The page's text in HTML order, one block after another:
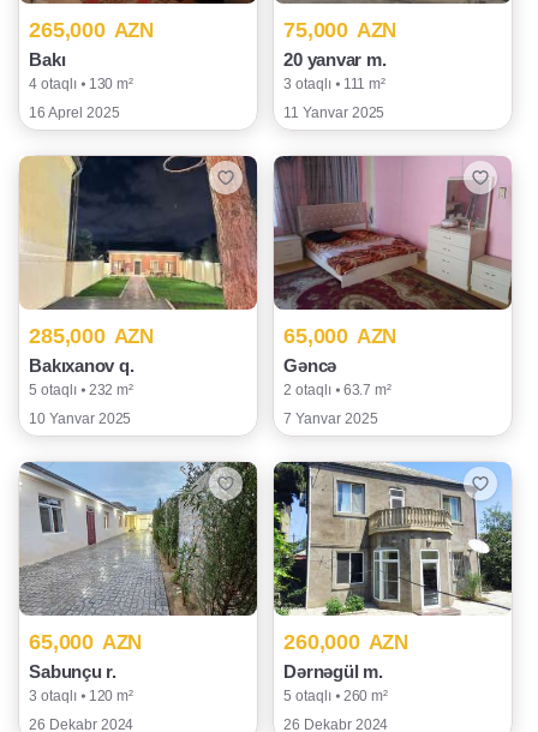
265,000 AZN
Bakı
4 otaqlı ⦁ 130 m²
16 Aprel 2025
75,000 AZN
20 yanvar m.
3 otaqlı ⦁ 111 m²
11 Yanvar 2025
285,000 AZN
Bakıxanov q.
5 otaqlı ⦁ 232 m²
10 Yanvar 2025
65,000 AZN
Gəncə
2 otaqlı ⦁ 63.7 m²
7 Yanvar 2025
65,000 AZN
Sabunçu r.
3 otaqlı ⦁ 120 m²
26 Dekabr 2024
260,000 AZN
Dərnəgül m.
5 otaqlı ⦁ 260 m²
26 Dekabr 2024